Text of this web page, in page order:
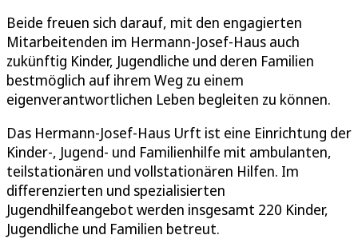
Beide freuen sich darauf, mit den engagierten
Mitarbeitenden im Hermann-Josef-Haus auch
zukünftig Kinder, Jugendliche und deren Familien
bestmöglich auf ihrem Weg zu einem
eigenverantwortlichen Leben begleiten zu können.
Das Hermann-Josef-Haus Urft ist eine Einrichtung der
Kinder-, Jugend- und Familienhilfe mit ambulanten,
teilstationären und vollstationären Hilfen. Im
differenzierten und spezialisierten
Jugendhilfeangebot werden insgesamt 220 Kinder,
Jugendliche und Familien betreut.